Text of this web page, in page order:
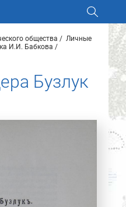
общества
Личные
И.И. Бабкова
Бузлук